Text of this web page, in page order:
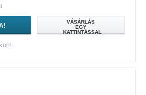
VÁSÁRLÁS
EGY
KATTINTÁSSAL